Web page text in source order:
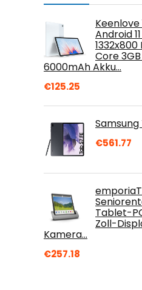
Keenlove
Android
Core
6000mAh Akku…
€125.25
€561.77
Tablet-
Zoll-
Kamera…
€257.18